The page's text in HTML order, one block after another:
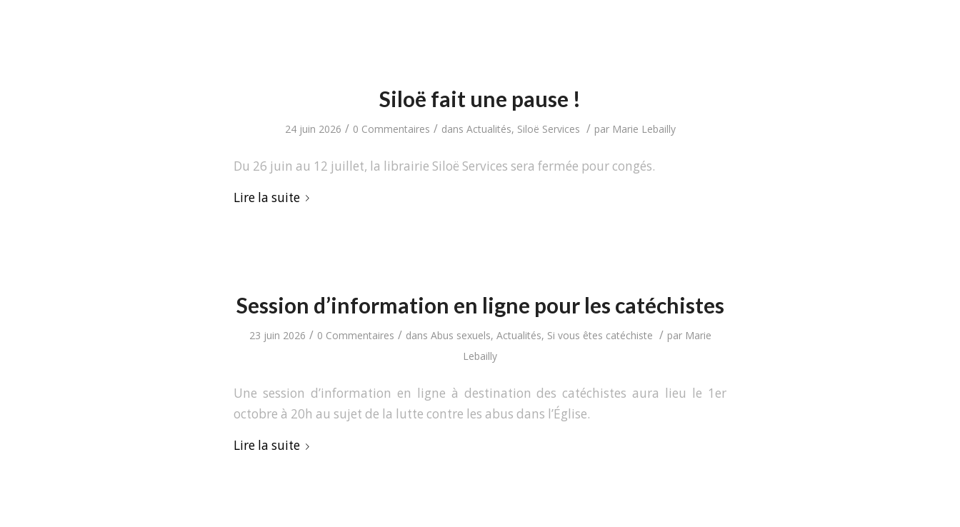
Siloë fait une pause !
24 juin 2026 / 0 Commentaires / dans Actualités, Siloë Services / par Marie Lebailly
Du 26 juin au 12 juillet, la librairie Siloë Services sera fermée pour congés.
Lire la suite
Session d’information en ligne pour les catéchistes
23 juin 2026 / 0 Commentaires / dans Abus sexuels, Actualités, Si vous êtes catéchiste / par Marie
Lebailly
Une session d’information en ligne à destination des catéchistes aura lieu le 1er
octobre à 20h au sujet de la lutte contre les abus dans l’Église.
Lire la suite